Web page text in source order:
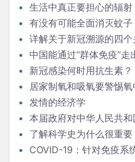
发言生活中真正要担心的辐射
有没有可能全面消灭蚊子
详解关于新冠溯源的四个
中国能通过“群体免疫”走
新冠感染何时用抗生素？
居家制氧和吸氧要警惕
发情的经济学
本届政府对中华人民共
了解科学史为什么很重要
COVID-19：针对免疫系